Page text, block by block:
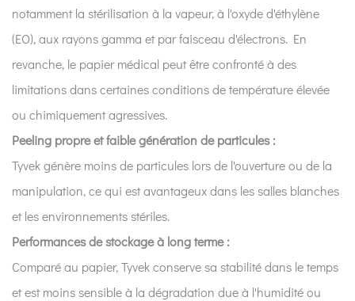
4
4.
sont
les
avantages
de
Tyvek
termes
de
processus
et
d'innovation ?
notamment la stérilisation à la vapeur, à l'oxyde d'éthylène
(EO), aux rayons gamma et par faisceau d'électrons. En
revanche, le papier médical peut être confronté à des
limitations dans certaines conditions de température élevée
ou chimiquement agressives.
Peeling propre et faible génération de particules :
Tyvek génère moins de particules lors de l'ouverture ou de la
manipulation, ce qui est avantageux dans les salles blanches
et les environnements stériles.
Performances de stockage à long terme :
Comparé au papier, Tyvek conserve sa stabilité dans le temps
et est moins sensible à la dégradation due à l'humidité ou